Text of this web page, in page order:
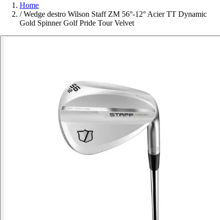
Home
/ Wedge destro Wilson Staff ZM 56°-12° Acier TT Dynamic
Gold Spinner Golf Pride Tour Velvet